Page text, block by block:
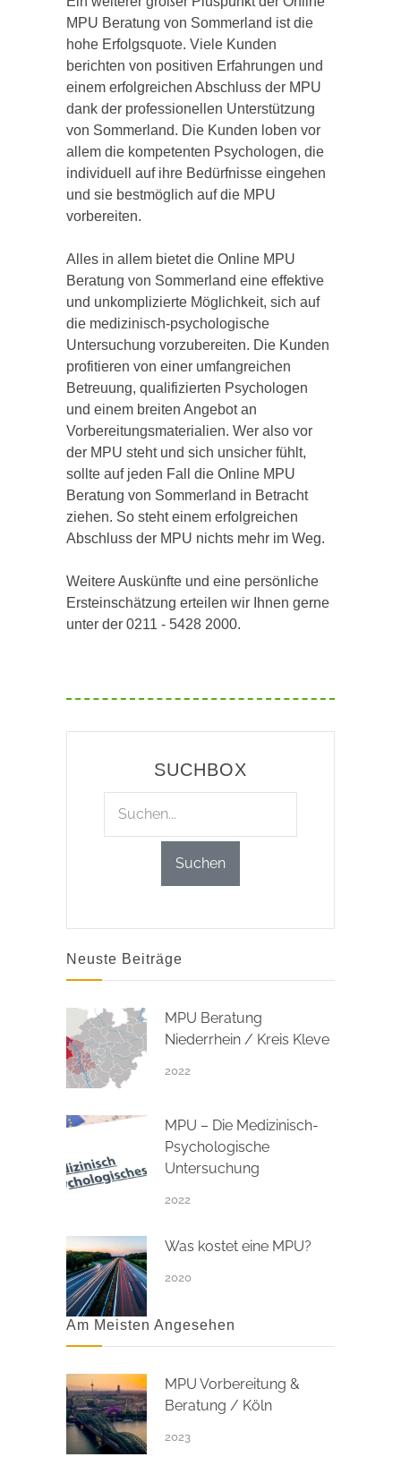
MPU Beratung von Sommerland ist die
hohe Erfolgsquote. Viele Kunden
berichten von positiven Erfahrungen und
einem erfolgreichen Abschluss der MPU
dank der professionellen Unterstützung
von Sommerland. Die Kunden loben vor
allem die kompetenten Psychologen, die
individuell auf ihre Bedürfnisse eingehen
und sie bestmöglich auf die MPU
vorbereiten.
Alles in allem bietet die Online MPU
Beratung von Sommerland eine effektive
und unkomplizierte Möglichkeit, sich auf
die medizinisch-psychologische
Untersuchung vorzubereiten. Die Kunden
profitieren von einer umfangreichen
Betreuung, qualifizierten Psychologen
und einem breiten Angebot an
Vorbereitungsmaterialien. Wer also vor
der MPU steht und sich unsicher fühlt,
sollte auf jeden Fall die Online MPU
Beratung von Sommerland in Betracht
ziehen. So steht einem erfolgreichen
Abschluss der MPU nichts mehr im Weg.
Weitere Auskünfte und eine persönliche
Ersteinschätzung erteilen wir Ihnen gerne
unter der 0211 - 5428 2000.
SUCHBOX
Neuste Beiträge
MPU Beratung
Niederrhein / Kreis Kleve
2022
MPU – Die Medizinisch-
Psychologische
Untersuchung
2022
Was kostet eine MPU?
2020
Am Meisten Angesehen
MPU Vorbereitung &
Beratung / Köln
2023